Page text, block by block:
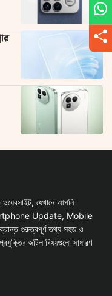
যেখানে আপনি
Update, Mobile
গুরুত্বপূর্ণ তথ্য সহজ ও
জটিল বিষয়গুলো সাধারণ